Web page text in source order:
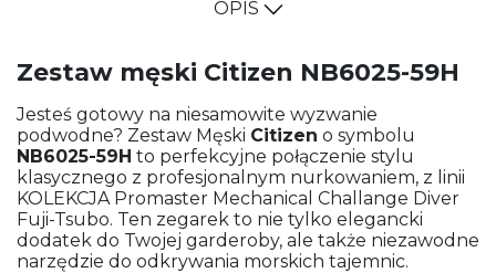
OPIS
Zestaw męski Citizen NB6025-59H
Jesteś gotowy na niesamowite wyzwanie
podwodne? Zestaw Męski Citizen o symbolu
NB6025-59H to perfekcyjne połączenie stylu
klasycznego z profesjonalnym nurkowaniem, z linii
KOLEKCJA Promaster Mechanical Challange Diver
Fuji-Tsubo. Ten zegarek to nie tylko elegancki
dodatek do Twojej garderoby, ale także niezawodne
narzędzie do odkrywania morskich tajemnic.